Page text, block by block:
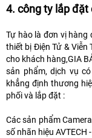
4. công ty lắp đặt
Tự hào là đơn vị hàng
thiết bị Điện Tử &
cho khách hàng,GIA
sản phẩm, dịch vụ
khẳng định thương
phối và lắp đặt :
Các sản phẩm
số nhãn hiệu AVTECH